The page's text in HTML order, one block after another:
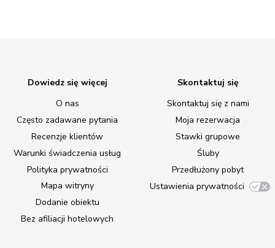
Dowiedz się więcej
O nas
Często zadawane pytania
Recenzje klientów
Warunki świadczenia usług
Polityka prywatności
Mapa witryny
Dodanie obiektu
Bez afiliacji hotelowych
Skontaktuj się
Skontaktuj się z nami
Moja rezerwacja
Stawki grupowe
Śluby
Przedłużony pobyt
Ustawienia prywatności